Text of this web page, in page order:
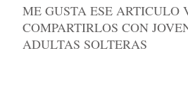
ME GUSTA ESE ARTICULO
COMPARTIRLOS CON
ADULTAS SOLTERAS